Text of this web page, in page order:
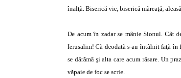
înalţă. Biserică vie, biserică măreaţă,
De acum în zadar se mânie Sionul. Cât
Ierusalim! Că deodată s-au întâlnit faţă
se dărâmă şi alta care acum răsare. Un
văpaie de foc se scrie.